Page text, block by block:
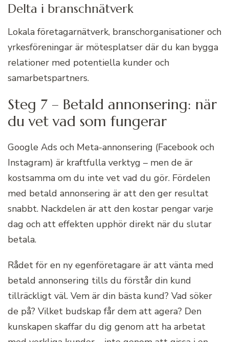
Delta i branschnätverk
Lokala företagarnätverk, branschorganisationer och
yrkesföreningar är mötesplatser där du kan bygga
relationer med potentiella kunder och
samarbetspartners.
Steg 7 – Betald annonsering: när
du vet vad som fungerar
Google Ads och Meta-annonsering (Facebook och
Instagram) är kraftfulla verktyg – men de är
kostsamma om du inte vet vad du gör. Fördelen
med betald annonsering är att den ger resultat
snabbt. Nackdelen är att den kostar pengar varje
dag och att effekten upphör direkt när du slutar
betala.
Rådet för en ny egenföretagare är att vänta med
betald annonsering tills du förstår din kund
tillräckligt väl. Vem är din bästa kund? Vad söker
de på? Vilket budskap får dem att agera? Den
kunskapen skaffar du dig genom att ha arbetat